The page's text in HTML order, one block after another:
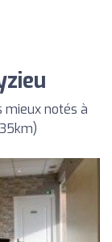
notés à